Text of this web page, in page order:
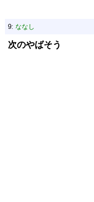
9: ななし
次のやばそう